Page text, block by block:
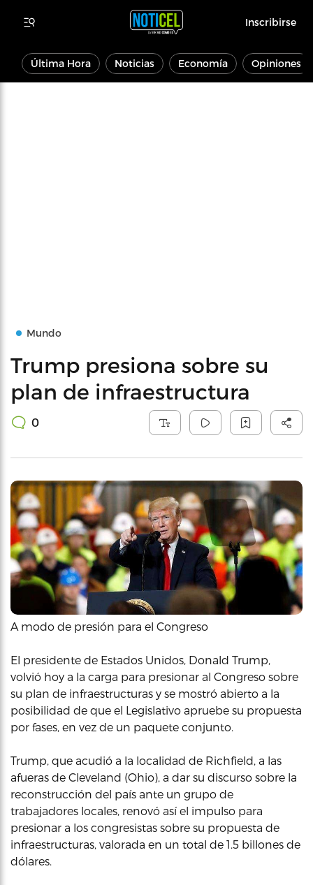
Inscribirse
Última Hora Noticias Economía Opiniones
Mundo
Trump presiona sobre su
plan de infraestructura
0
A modo de presión para el Congreso
El presidente de Estados Unidos, Donald Trump,
volvió hoy a la carga para presionar al Congreso sobre
su plan de infraestructuras y se mostró abierto a la
posibilidad de que el Legislativo apruebe su propuesta
por fases, en vez de un paquete conjunto.
Trump, que acudió a la localidad de Richfield, a las
afueras de Cleveland (Ohio), a dar su discurso sobre la
reconstrucción del país ante un grupo de
trabajadores locales, renovó así el impulso para
presionar a los congresistas sobre su propuesta de
infraestructuras, valorada en un total de 1.5 billones de
dólares.